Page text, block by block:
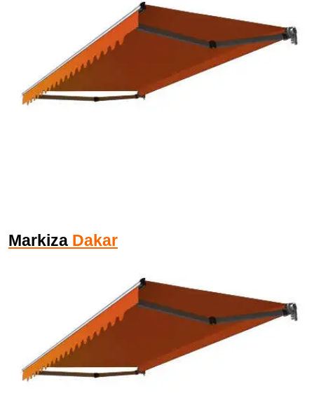
Markiza Dakar